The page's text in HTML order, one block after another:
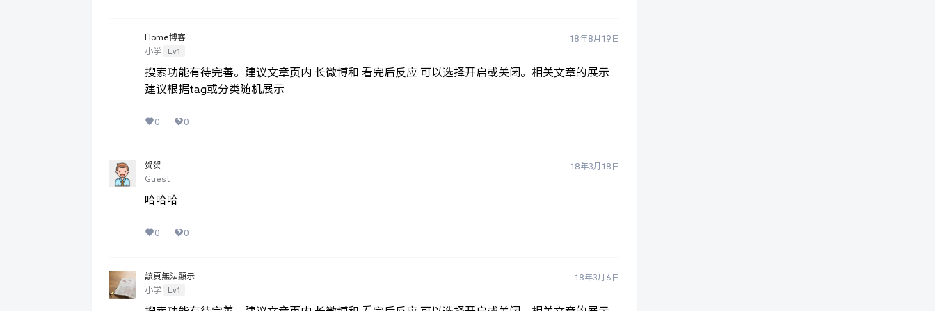
Home博客
小学
Lv1
18年8月19日
搜索功能有待完善。建议文章页内 长微博和 看完后反应 可以选择开启或关闭。相关文章的展示
建议根据tag或分类随机展示
0 0
贺贺
Guest
18年3月18日
哈哈哈
0 0
該頁無法顯示
小学
Lv1
18年3月6日